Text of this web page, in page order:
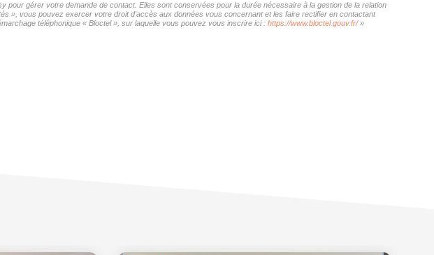
gérer votre demande de contact. Elles sont conservées pour la durée nécessaire à la gestion de la relation
», vous pouvez exercer votre droit d'accès aux données vous concernant et les faire rectifier en contactant
téléphonique « Bloctel », sur laquelle vous pouvez vous inscrire ici : https://www.bloctel.gouv.fr/»